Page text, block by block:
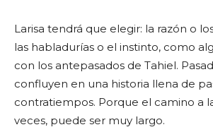
Larisa tendrá que elegir: la razón o
las habladurías o el instinto, como
con los antepasados de Tahiel.
confluyen en una historia llena de
contratiempos. Porque el camino a
veces, puede ser muy largo.